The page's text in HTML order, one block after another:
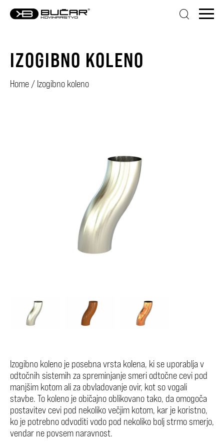
IZOGIBNO KOLENO
Home / Izogibno koleno
Izogibno koleno je posebna vrsta kolena, ki se uporablja v
odtočnih sistemih za spreminjanje smeri odtočne cevi pod
manjšim kotom ali za obvladovanje ovir, kot so vogali
stavbe. To koleno je običajno oblikovano tako, da omogoča
postavitev cevi pod nekoliko večjim kotom, kar je koristno,
ko je potrebno odvoditi vodo pod nekoliko bolj strmo smerjo,
vendar ne povsem naravnost.